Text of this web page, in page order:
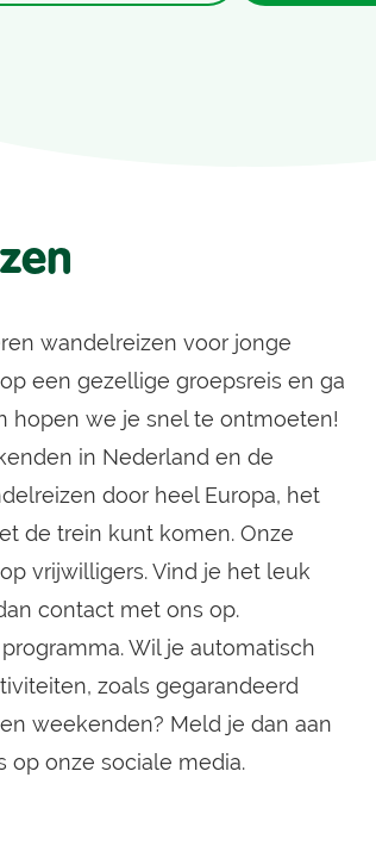
wandelreizen voor jonge
een gezellige groepsreis en ga
hopen we je snel te ontmoeten!
in Nederland en de
door heel Europa, het
de trein kunt komen. Onze
vrijwilligers. Vind je het leuk
contact met ons op.
Wil je automatisch
zoals gegarandeerd
weekenden? Meld je dan aan
onze sociale media.